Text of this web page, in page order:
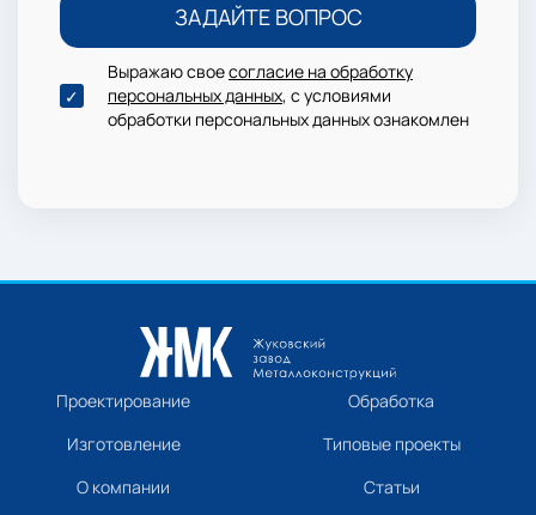
Выражаю своесогласие на обработку
персональных данных, с условиями
обработки персональных данных ознакомлен
Проектирование
Обработка
Изготовление
Типовые проекты
О компании
Статьи